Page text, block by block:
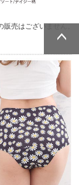
売はございません。
ページトッ
ページトッ